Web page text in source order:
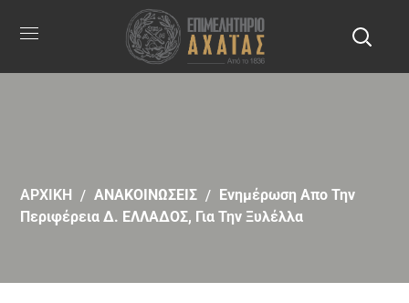
ΑΡΧΙΚΗ ΑΝΑΚΟΙΝΩΣΕΙΣ
Ενημέρωση Απο Την
Περιφέρεια Δ. ΕΛΛΑΔΟΣ, Για Την Ξυλέλλα